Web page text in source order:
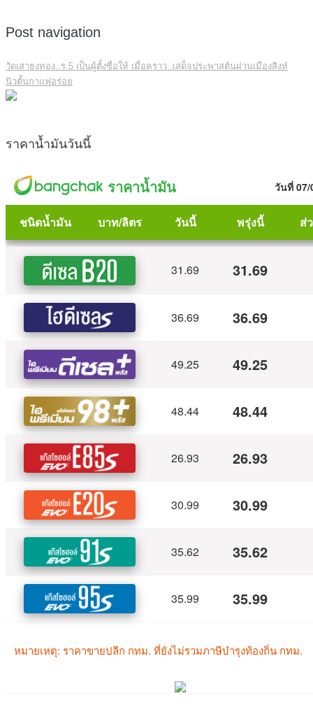
Post navigation
วัดเสาธงทอง..ร.5 เป็นผู้ตั้งชื่อให้ เมื่อคราว..เสด็จประพาสต้นผ่านเมืองสิงห์
นิวตั้นกาแฟอร่อย
ราคาน้ำมันวันนี้